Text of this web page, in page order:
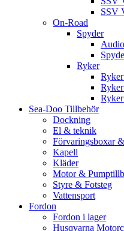
SSV
On-Road
Spyder
Ryker
Sea-Doo Tillbehör
Dockning
El & teknik
Förvaringsboxar
Kapell
Kläder
Motor &
Styre & Fotsteg
Vattensport
Fordon
Fordon i lager
Husqvarna